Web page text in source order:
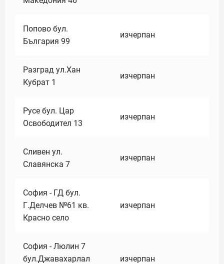
Попово бул.
България 99
изчерпан
Разград ул.Хан
Кубрат 1
изчерпан
Русе бул. Цар
Освободител 13
изчерпан
Сливен ул.
Славянска 7
изчерпан
София - ГД бул.
Г.Делчев №61 кв.
Красно село
изчерпан
София - Люлин 7
бул.Джавахарлал
изчерпан